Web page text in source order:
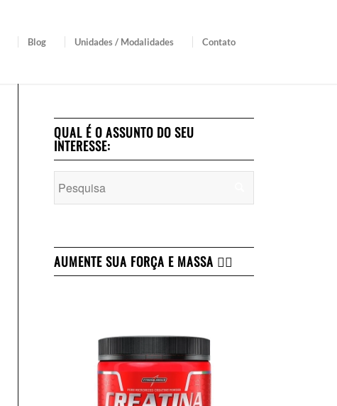
Blog Unidades / Modalidades Contato
QUAL É O ASSUNTO DO SEU
INTERESSE:
AUMENTE SUA FORÇA E MASSA 👇🏻